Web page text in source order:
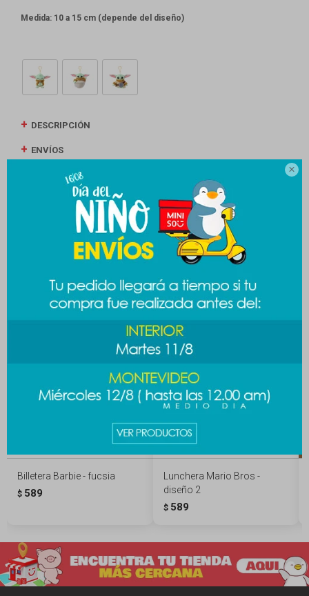

Medida: 10 a 15 cm (depende del diseño)
DESCRIPCIÓN
ENVÍOS
CAMBIOS Y DEVOLUCIONES
MEDIOS DE PAGO
Productos que te pueden interesar
Billetera Barbie - fucsia
$ 589
Lunchera Mario Bros -
diseño 2
$ 589